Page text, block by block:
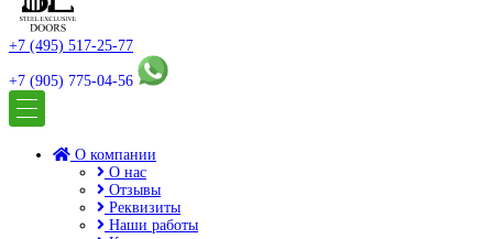
+7 (495) 517-25-77
+7 (905) 775-04-56
О компании
О нас
Отзывы
Реквизиты
Наши работы